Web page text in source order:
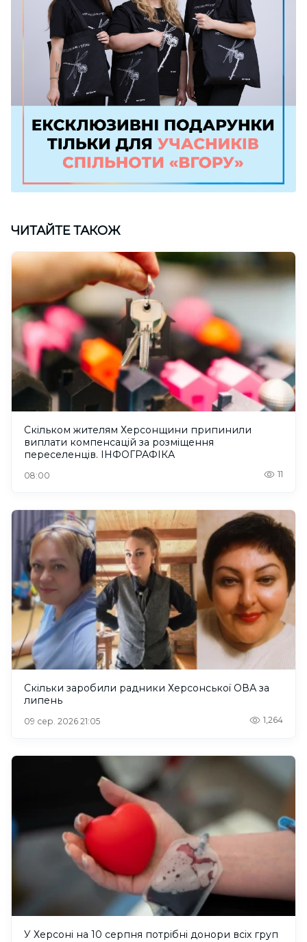
ЧИТАЙТЕ ТАКОЖ
Скільком жителям Херсонщини припинили
виплати компенсацій за розміщення
переселенців. ІНФОГРАФІКА
08:00 11
Скільки заробили радники Херсонської ОВА за
липень
09 сер. 2026 21:05 1,264
У Херсоні на 10 серпня потрібні донори всіх груп